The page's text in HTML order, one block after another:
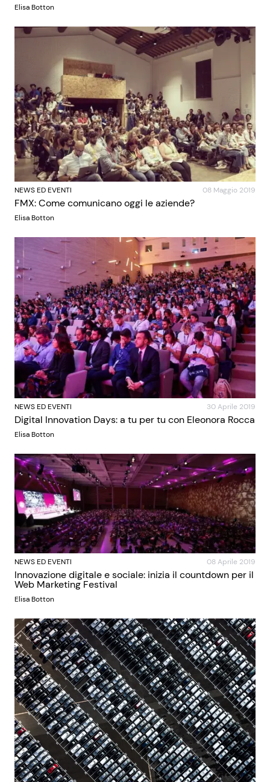
Elisa Botton
NEWS ED EVENTI 08 Maggio 2019
FMX: Come comunicano oggi le aziende?
Elisa Botton
NEWS ED EVENTI 30 Aprile 2019
Digital Innovation Days: a tu per tu con Eleonora Rocca
Elisa Botton
NEWS ED EVENTI 08 Aprile 2019
Innovazione digitale e sociale: inizia il countdown per il
Web Marketing Festival
Elisa Botton